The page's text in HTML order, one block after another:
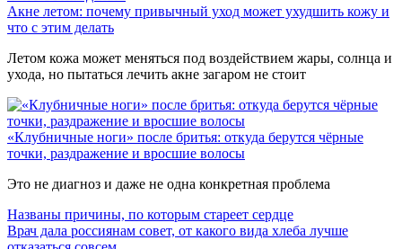
Акне летом: почему привычный уход может ухудшить кожу и
что с этим делать
Летом кожа может меняться под воздействием жары, солнца и
ухода, но пытаться лечить акне загаром не стоит
«Клубничные ноги» после бритья: откуда берутся чёрные
точки, раздражение и вросшие волосы
Это не диагноз и даже не одна конкретная проблема
Названы причины, по которым стареет сердце
Врач дала россиянам совет, от какого вида хлеба лучше